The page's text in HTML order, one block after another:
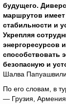
будущего.
маршрутов
стабильности и
Укрепляя
энергоресурсов
способствовать
безопасную и
Шалва Папуашвили.
По его словам, в
— Грузия,